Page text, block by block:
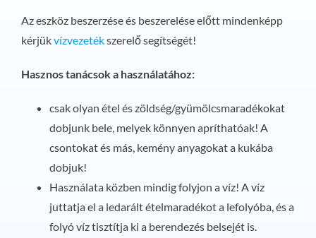
Az eszköz beszerzése és beszerelése előtt mindenképp
kérjükvízvezetékszerelő segítségét!
Hasznos tanácsok a használatához:
csak olyan étel és zöldség/gyümölcsmaradékokat
dobjunk bele, melyek könnyen apríthatóak! A
csontokat és más, kemény anyagokat a kukába
dobjuk!
Használata közben mindig folyjon a víz! A víz
juttatja el a ledarált ételmaradékot a lefolyóba, és a
folyó víz tisztítja ki a berendezés belsejét is.